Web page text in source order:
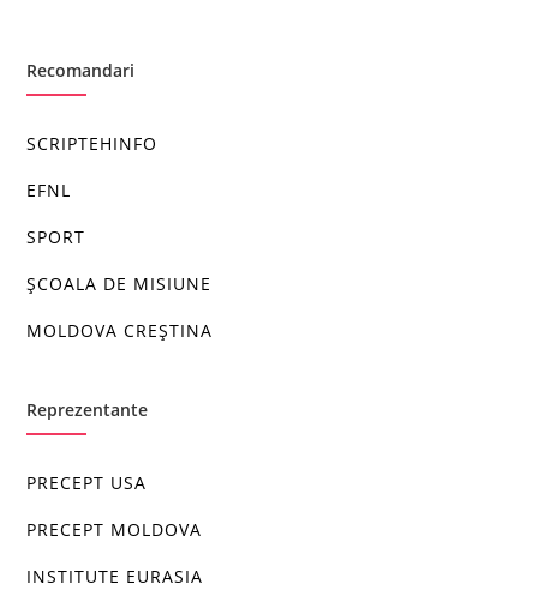
Recomandari
SCRIPTEHINFO
EFNL
SPORT
ȘCOALA DE MISIUNE
MOLDOVA CREȘTINA
Reprezentante
PRECEPT USA
PRECEPT MOLDOVA
INSTITUTE EURASIA